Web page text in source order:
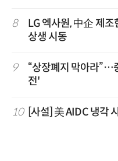
8
LG 엑사원, 中企 제
상생 시동
9
“상장폐지 막아라”…
전'
10 [사설] 美 AIDC 냉각